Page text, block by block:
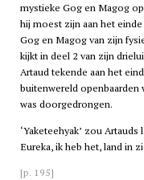
mystieke Gog en Magog
hij moest zijn aan het
Gog en Magog van zijn
kijkt in deel 2 van zijn
Artaud tekende aan het
buitenwereld
was doorgedrongen.
‘Yaketeehyak’ zou
Eureka, ik heb het, land in
[p. 195]